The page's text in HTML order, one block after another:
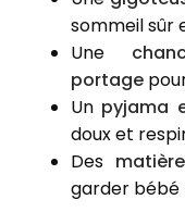
sommeil sûr
Une
portage
Un pyjama
doux et
Des
garder bébé